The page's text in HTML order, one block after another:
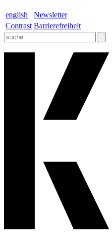
english
Newsletter
Contrast Barrierefreiheit